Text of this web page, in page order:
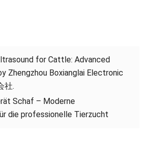
for Cattle: Advanced
Zhengzhou Boxianglai Electronic
社.
Schaf – Moderne
die professionelle Tierzucht